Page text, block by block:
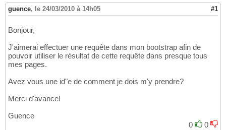
guence, le 24/03/2010 à 14h05 #1
Bonjour,
J'aimerai effectuer une requête dans mon bootstrap afin de
pouvoir utiliser le résultat de cette requête dans presque tous
mes pages.
Avez vous une id"e de comment je dois m'y prendre?
Merci d'avance!
Guence
0
0